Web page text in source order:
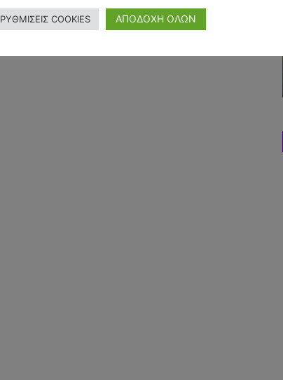
ΡΥΘΜΙΣΕΙΣ COOKIES ΑΠΟΔΟΧΗ ΟΛΩΝ